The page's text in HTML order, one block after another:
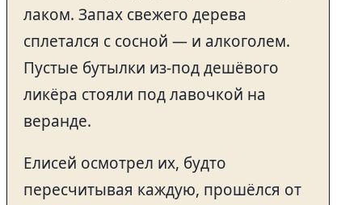
лаком. Запах свежего дерева
сплетался с сосной — и алкоголем.
Пустые бутылки из-под дешёвого
ликёра стояли под лавочкой на
веранде.
Елисей осмотрел их, будто
пересчитывая каждую, прошёлся от